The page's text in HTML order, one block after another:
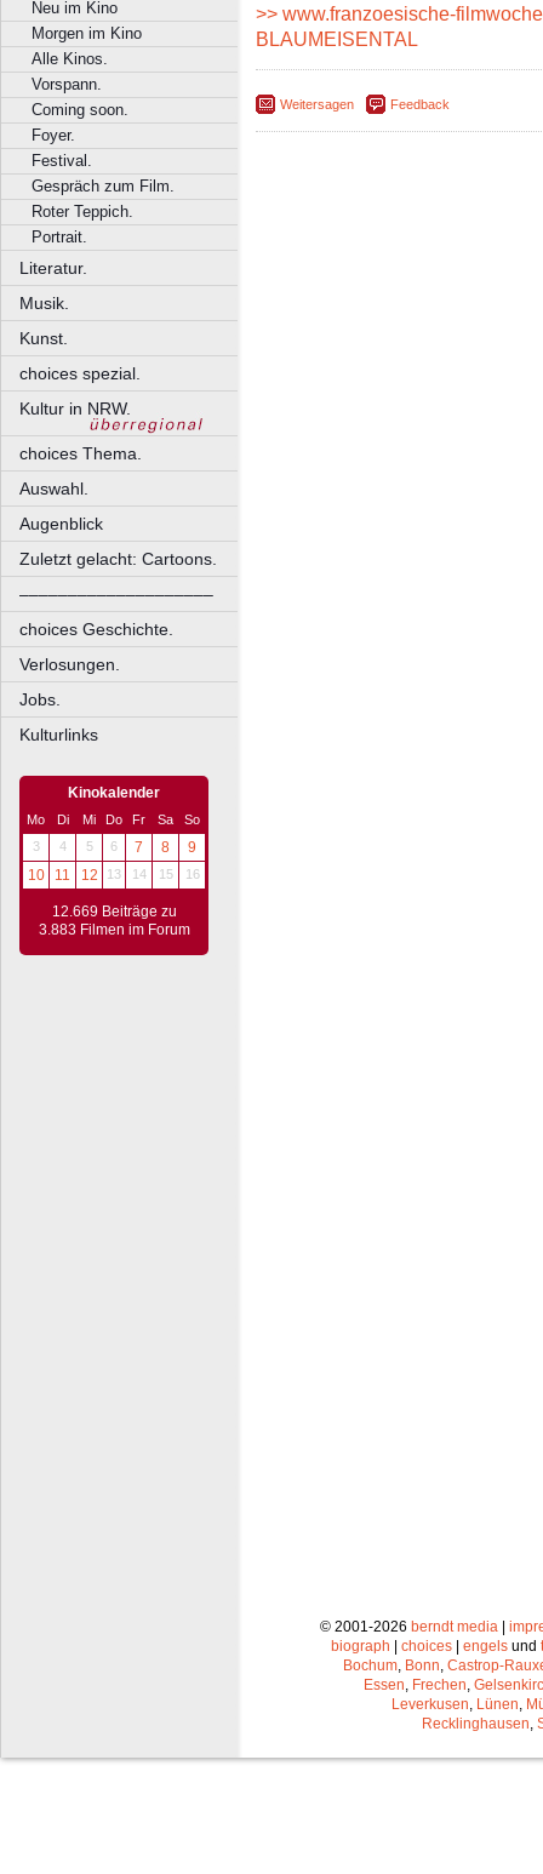
Neu im Kino
Morgen im Kino
Alle Kinos.
Vorspann.
Coming soon.
Foyer.
Festival.
Gespräch zum Film.
Roter Teppich.
Portrait.
Literatur.
Musik.
Kunst.
choices spezial.
Kultur in NRW.
choices Thema.
Auswahl.
Augenblick
Zuletzt gelacht: Cartoons.
––––––––––––––––––––
choices Geschichte.
Verlosungen.
Jobs.
Kulturlinks
Kinokalender
Mo Di Mi Do Fr Sa
So
3
4 5 6 7 8
9
10
11 12 13 14 15 16
12.669 Beiträge zu
3.883 Filmen im Forum
>> www.franzoesische-
BLAUMEISENTAL
Weitersagen Feedback
© 2001-2026 berndt media |
biograph | choices | engels und
Bochum Bonn Castrop-
Essen Frechen
Leverkusen Lünen
Recklinghausen